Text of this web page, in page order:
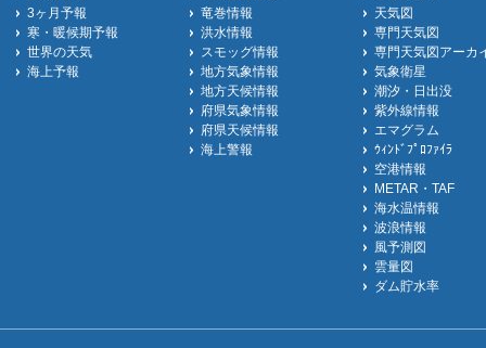
3ヶ月予報
寒・暖候期予報
世界の天気
海上予報
竜巻情報
洪水情報
スモッグ情報
地方気象情報
地方天候情報
府県気象情報
府県天候情報
海上警報
天気図
専門天気図
専門天気図アーカ
気象衛星
潮汐・日出没
紫外線情報
エマグラム
ｳｨﾝﾄﾞﾌﾟﾛﾌｧｲﾗ
空港情報
METAR・TAF
海水温情報
波浪情報
風予測図
雲量図
ダム貯水率